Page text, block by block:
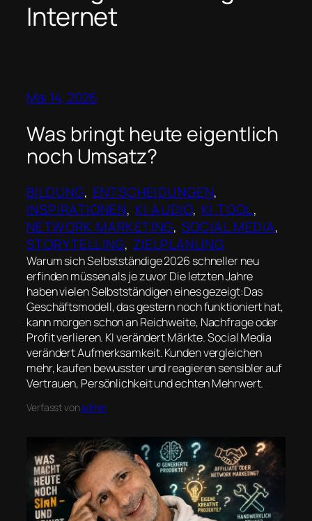
Internet
Mai 14, 2026
Was bringt heute eigentlich
noch Umsatz?
BILDUNG, ENTSCHEIDUNGEN
INSPIRATIONEN, KI AUDIO, KI TOOL
NETWORK MARKETING, SOCIAL MEDIA
STORYTELLING, ZIELPLANUNG
Warum sich Selbstständige 2026 schneller neu
erfinden müssen als je zuvor Die letzten Jahre
haben vielen Selbstständigen eines gezeigt:Das
Geschäftsmodell, das gestern noch funktioniert hat,
kann morgen schon an Reichweite, Nachfrage oder
Profit verlieren. KI verändert Märkte. Social Media
verändert Aufmerksamkeit. Kunden vergleichen
mehr, kaufen bewusster und reagieren sensibler auf
Vertrauen, Persönlichkeit und echten Mehrwert.
Verfasst vonadmin